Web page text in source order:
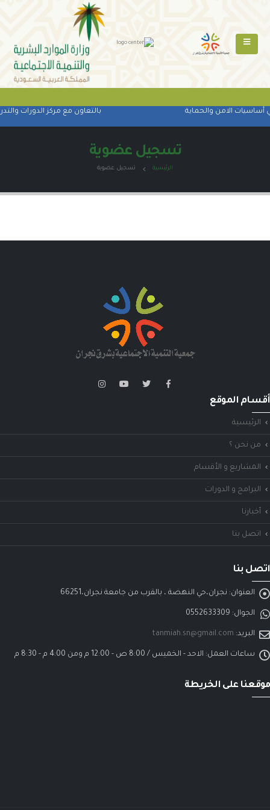
أساسيات الامن والحماية بالتعاون مع مركز الدورات
تسجيل عضوية
الرئيسية تسجيل عضوية
أقسام الموقع
الرئيسية
من نحن ؟
المشاريع و الأقسام
البرامج و الدورات
أخبارنا
اتصل بنا
اتصل بنا
العنوان: نجران،حي النهضة ، بالقرب من جامعة نجران،66251
الجوال: 0552633309
البريد: tanmiah.sn@gmail.com
ساعات العمل: الاحد - الخميس / 8:00 ص - 12:00 م ومن 4:00 م - 8:30 م
موقعنا على الخريطة